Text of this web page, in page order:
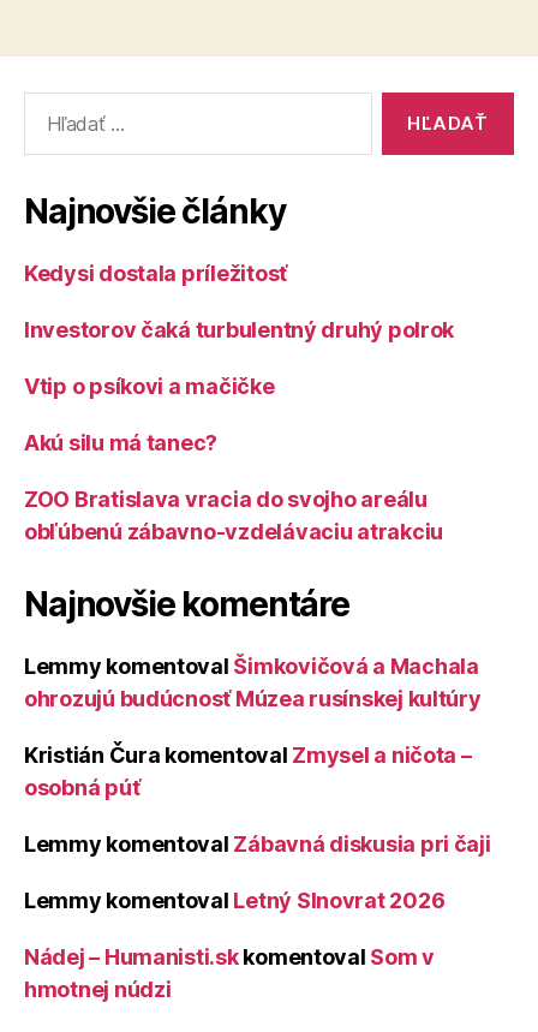
Najnovšie články
Kedysi dostala príležitosť
Investorov čaká turbulentný druhý polrok
Vtip o psíkovi a mačičke
Akú silu má tanec?
ZOO Bratislava vracia do svojho areálu
obľúbenú zábavno-vzdelávaciu atrakciu
Najnovšie komentáre
Lemmy komentoval Šimkovičová a Machala
ohrozujú budúcnosť Múzea rusínskej kultúry
Kristián Čura komentoval Zmysel a ničota –
osobná púť
Lemmy komentoval Zábavná diskusia pri čaji
Lemmy komentoval Letný Slnovrat 2026
Nádej – Humanisti.skkomentoval Som v
hmotnej núdzi